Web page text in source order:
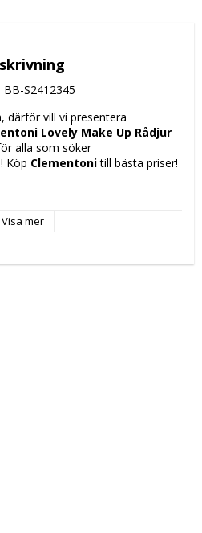
BB-S2412345
Lovely Make Up Rådjur
alla som söker
Köp Clementoni till bästa priser!
Visa mer